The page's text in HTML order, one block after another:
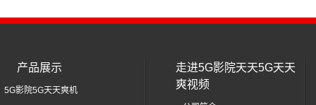
产品展示
5G影院5G天天爽机
走进5G影院天天5G天天
爽视频